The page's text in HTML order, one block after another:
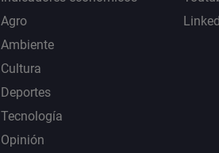
Agro
Ambiente
Cultura
Deportes
Tecnología
Opinión